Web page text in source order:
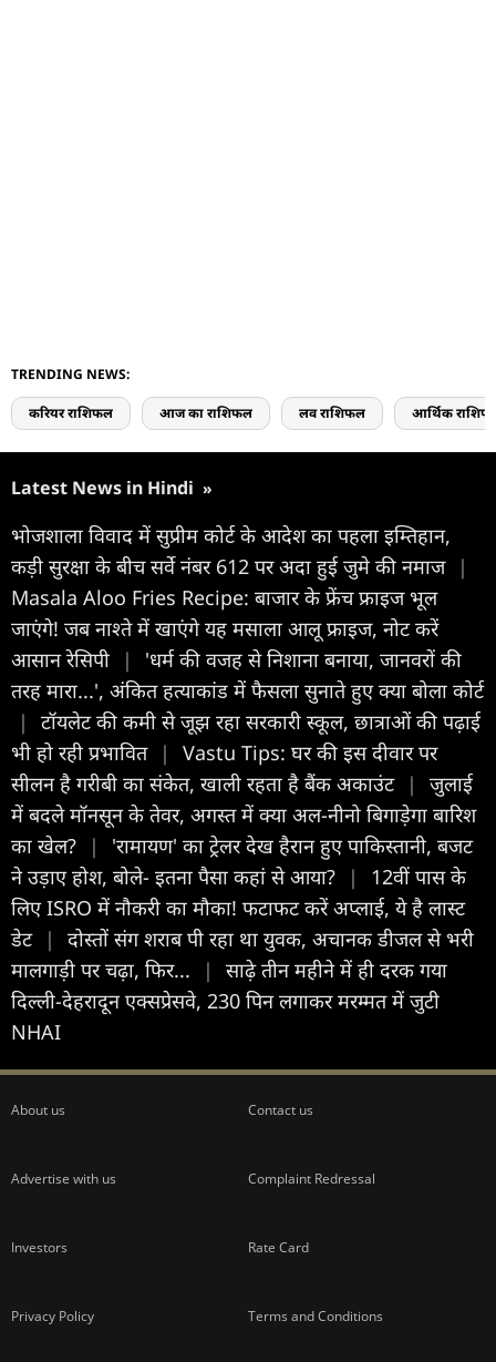
TRENDING NEWS:
करियर राशिफल आज का राशिफल लव राशिफल आर्थिक
Latest News in Hindi »
भोजशाला विवाद में सुप्रीम कोर्ट के आदेश का पहला इम्तिहान,
कड़ी सुरक्षा के बीच सर्वे नंबर 612 पर अदा हुई जुमे की नमाज |
Masala Aloo Fries Recipe: बाजार के फ्रेंच फ्राइज भूल
जाएंगे! जब नाश्ते में खाएंगे यह मसाला आलू फ्राइज, नोट करें
आसान रेसिपी
|
'धर्म की वजह से निशाना बनाया, जानवरों की
तरह मारा...', अंकित हत्याकांड में फैसला सुनाते हुए क्या बोला कोर्ट
|
टॉयलेट की कमी से जूझ रहा सरकारी स्कूल, छात्राओं की पढ़ाई
भी हो रही प्रभावित |
Vastu Tips: घर की इस दीवार पर
सीलन है गरीबी का संकेत, खाली रहता है बैंक अकाउंट |
जुलाई
में बदले मॉनसून के तेवर, अगस्त में क्या अल-नीनो बिगाड़ेगा बारिश
का खेल?
|
'रामायण' का ट्रेलर देख हैरान हुए पाकिस्तानी, बजट
ने उड़ाए होश, बोले- इतना पैसा कहां से आया?
|
12वीं पास के
ल‍िए ISRO में नौकरी का मौका! फटाफट करें अप्लाई, ये है लास्ट
डेट |
दोस्तों संग शराब पी रहा था युवक, अचानक डीजल से भरी
मालगाड़ी पर चढ़ा, फिर...
|
साढ़े तीन महीने में ही दरक गया
दिल्ली-देहरादून एक्सप्रेसवे, 230 पिन लगाकर मरम्मत में जुटी
NHAI
About us Contact us
Advertise with us Complaint Redressal
Investors Rate Card
Privacy Policy Terms and Conditions